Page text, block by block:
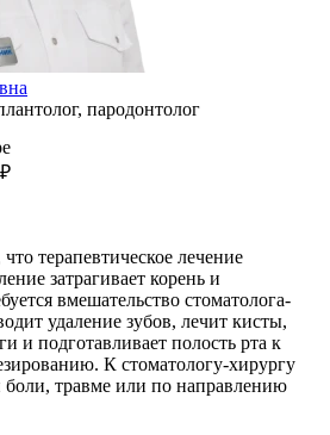
пародонтолог
терапевтическое лечение
затрагивает корень и
вмешательство стоматолога-
удаление зубов, лечит кисты,
и подготавливает полость рта к
К стоматологу-хирургу
травме или по направлению